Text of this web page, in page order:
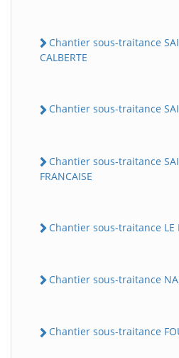
Chantier sous-traitance
CALBERTE
Chantier sous-traitance
Chantier sous-traitance
FRANCAISE
Chantier sous-traitance LE
Chantier sous-traitance
Chantier sous-traitance